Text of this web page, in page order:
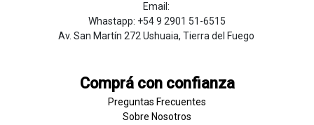
Email:
Whastapp: +54 9 2901 51-6515
Av. San Martín 272 Ushuaia, Tierra del Fuego
Comprá con confianza
Preguntas Frecuentes
Sobre Nosotros